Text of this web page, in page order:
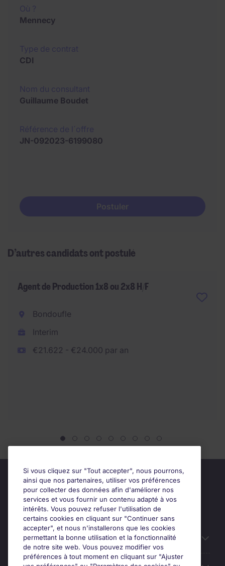
Mennecy
CDI
Guillaume Boudet
JN-092023-6199080
Postuler
D’autres candidats ont postulé
Agent de Production 1x8 ou 2x8 H/F
Bondoufle
Interim
€21.622 - €24.000 par an
Candidats
Si vous cliquez sur "Tout accepter", nous pourrons,
ainsi que nos partenaires, utiliser vos préférences
pour collecter des données afin d'améliorer nos
services et vous fournir un contenu adapté à vos
intérêts. Vous pouvez refuser l'utilisation de
certains cookies en cliquant sur "Continuer sans
accepter", et nous n'installerons que les cookies
permettant la bonne utilisation et la fonctionnalité
de notre site web. Vous pouvez modifier vos
préférences à tout moment en cliquant sur "Ajuster